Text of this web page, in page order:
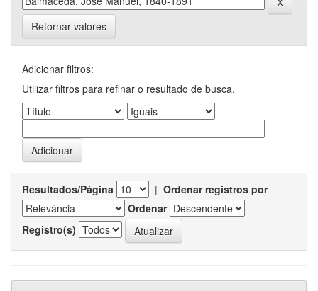
Retornar valores
Adicionar filtros:
Utilizar filtros para refinar o resultado de busca.
Resultados/Página | Ordenar registros por
Ordenar
Registro(s)